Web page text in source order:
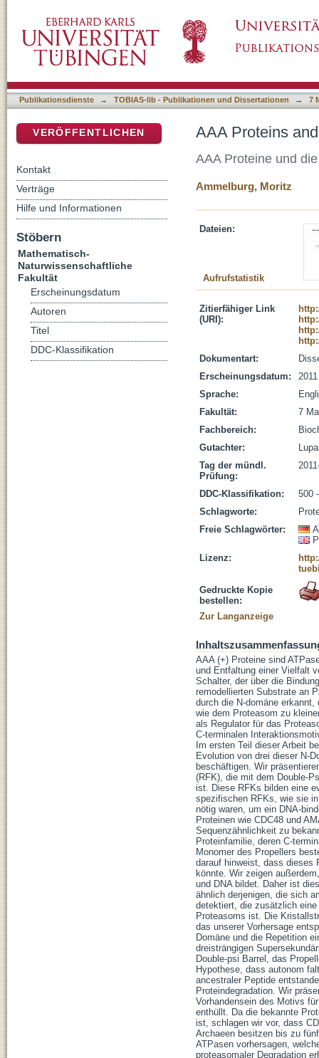
Publikationsdienste → TOBIAS-lib - Publikationen und Dissertationen → 7
AAA Proteins
AAA Proteine und
Ammelburg, Moritz
Dateien:
Aufrufstatistik
Zitierfähiger Link
(URI):
Dokumentart:
Erscheinungsdatum:
2011
Sprache:
Fakultät:
7
Fachbereich:
Gutachter:
Tag der mündl.
Prüfung:
DDC-Klassifikation:
500
Schlagworte:
Freie Schlagwörter:
Lizenz:
Gedruckte Kopie
bestellen:
Zur Langanzeige
AAA (+) Proteine sind
und Entfaltung einer Vielfalt
Schalter, der über die
remodellierten Substrate an
durch die N-domäne
wie dem Proteasom zu
als Regulator für das
C-terminalen
Im ersten Teil dieser Arbeit
Evolution von drei dieser N-
beschäftigen. Wir
(RFK), die mit dem Double-
ist. Diese RFKs bilden eine
spezifischen RFKs, wie sie
nötig waren, um ein DNA-
Proteinen wie CDC48 und
Sequenzähnlichkeit zu
Proteinfamilie, deren C-
Monomer des Propellers
darauf hinweist, dass dieses
könnte. Wir zeigen
und DNA bildet. Daher ist
ähnlich derjenigen, die sich
detektiert, die zusätzlich
Proteasoms ist. Die
das unserer Vorhersage
Domäne und die Repetition
dreisträngigen
Double-psi Barrel, das
Hypothese, dass autonom
ancestraler Peptide
Proteindegradation. Wir
Vorhandensein des Motivs
enthüllt. Da die bekannte
ist, schlagen wir vor, dass
Archaeen besitzen bis zu
ATPasen vorhersagen,
proteasomaler Degradation
VERÖFFENTLICHEN
Kontakt
Verträge
Hilfe und Informationen
Stöbern
Mathematisch-
Naturwissenschaftliche
Fakultät
Erscheinungsdatum
Autoren
Titel
DDC-Klassifikation